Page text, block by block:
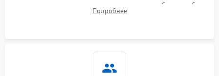
выявления посторонних шумов, протечек или сбоев в работе
электронного модуля управления.
Подробнее